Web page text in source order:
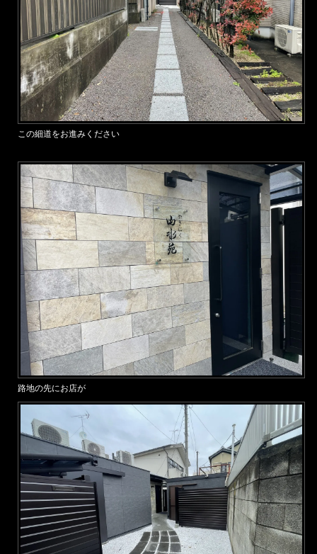
この細道をお進みください
路地の先にお店が